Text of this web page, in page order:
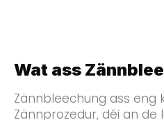
Wat ass
Zännbleechung ass eng
Zännprozedur, déi an de